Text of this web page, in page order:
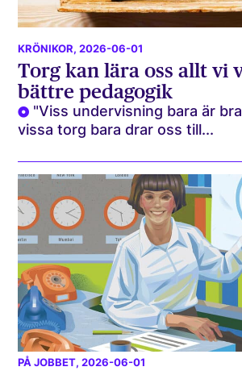
KRÖNIKOR, 2026-06-01
Torg kan lära oss allt vi
bättre pedagogik
"Viss undervisning bara är
vissa torg bara drar oss till...
PÅ JOBBET, 2026-06-01